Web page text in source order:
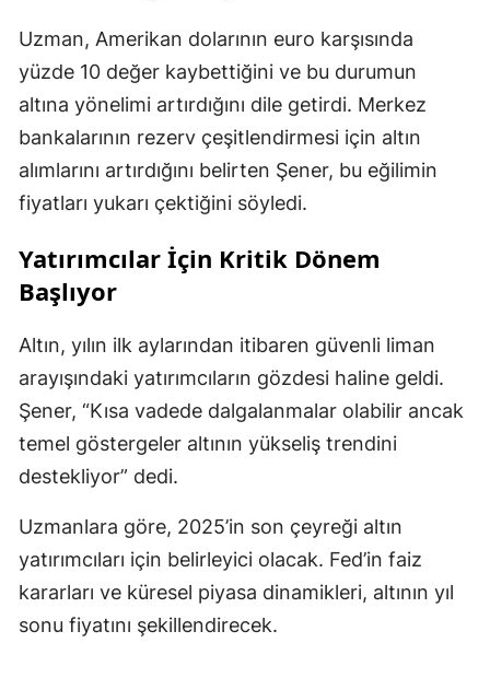
Uzman, Amerikan dolarının euro karşısında
yüzde 10 değer kaybettiğini ve bu durumun
altına yönelimi artırdığını dile getirdi. Merkez
bankalarının rezerv çeşitlendirmesi için altın
alımlarını artırdığını belirten Şener, bu eğilimin
fiyatları yukarı çektiğini söyledi.
Yatırımcılar İçin Kritik Dönem
Başlıyor
Altın, yılın ilk aylarından itibaren güvenli liman
arayışındaki yatırımcıların gözdesi haline geldi.
Şener, “Kısa vadede dalgalanmalar olabilir ancak
temel göstergeler altının yükseliş trendini
destekliyor” dedi.
Uzmanlara göre, 2025’in son çeyreği altın
yatırımcıları için belirleyici olacak. Fed’in faiz
kararları ve küresel piyasa dinamikleri, altının yıl
sonu fiyatını şekillendirecek.